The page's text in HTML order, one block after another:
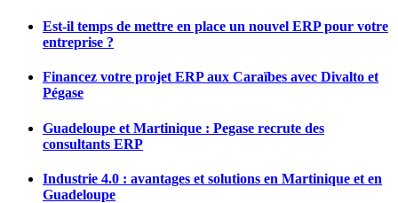
Est-il temps de mettre en place un nouvel ERP pour votre
entreprise ?
Financez votre projet ERP aux Caraïbes avec Divalto et
Pégase
Guadeloupe et Martinique : Pegase recrute des
consultants ERP
Industrie 4.0 : avantages et solutions en Martinique et en
Guadeloupe